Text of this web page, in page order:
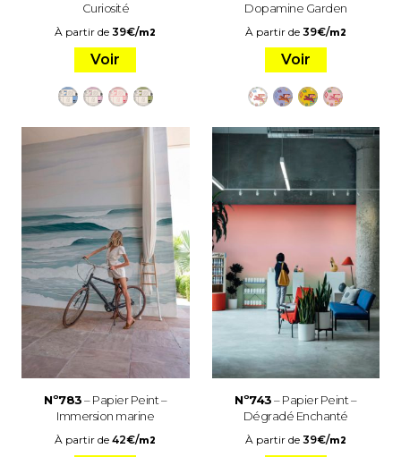
Curiosité
À partir de39€/m2
Voir
Dopamine Garden
À partir de 39€/m2
Voir
Nº783– Papier Peint –
Immersion marine
À partir de42€/m2
Nº743– Papier Peint –
Dégradé Enchanté
À partir de 39€/m2